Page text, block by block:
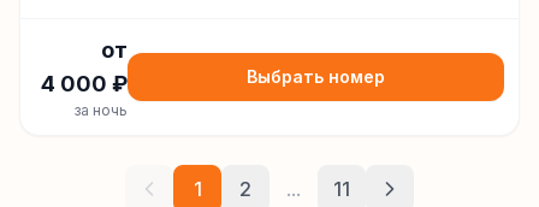
от
4 000 ₽
за ночь
Выбрать номер
1 2 ... 11